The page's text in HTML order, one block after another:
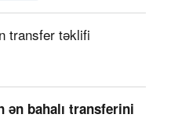
transfer təklifi
bahalı transferini